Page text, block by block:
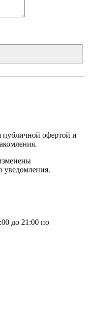
публичной офертой и
уведомления.
до 21:00 по